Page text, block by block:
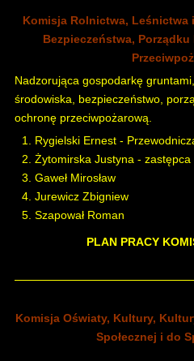
Komisja Rolnictwa, Leśnictwa
Bezpieczeństwa,
Nadzorująca gospodarkę
środowiska, bezpieczeństwo,
ochronę przeciwpożarową.
Rygielski Ernest -
Żytomirska Justyna -
Gaweł Mirosław
Jurewicz Zbigniew
Szapował Roman
PLAN PRACY
Komisja Oświaty, Kultury,
Społecznej i do